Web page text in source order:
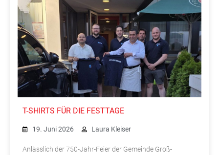
T-SHIRTS FÜR DIE FESTTAGE
19. Juni 2026 Laura Kleiser
Anlässlich der 750-Jahr-Feier der Gemeinde Groß-